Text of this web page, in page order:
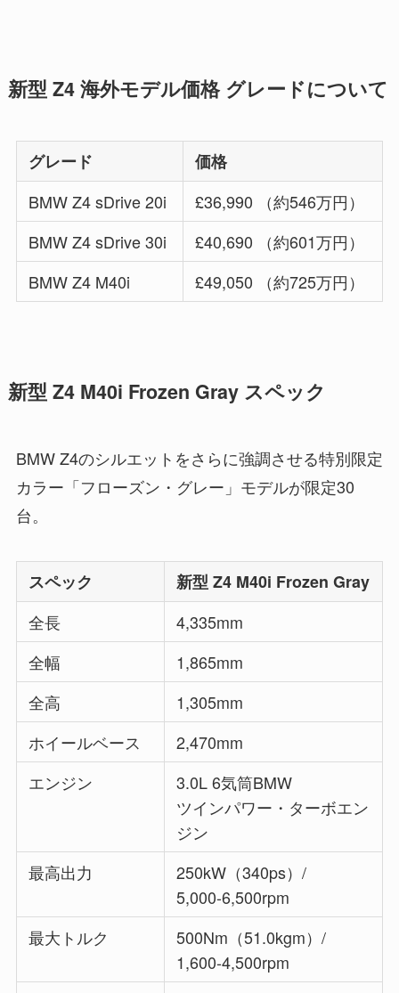
新型 Z4 海外モデル価格 グレードについて
グレード
価格
BMW Z4 sDrive 20i
£36,990 （約546万円）
BMW Z4 sDrive 30i
£40,​​690 （約601万円）
BMW Z4 M40i
£49,050 （約725万円）
新型 Z4 M40i Frozen Gray スペック
BMW Z4のシルエットをさらに強調させる特別限定
カラー「フローズン・グレー」モデルが限定30
台。
スペック
新型 Z4 M40i Frozen Gray
全長
4,335mm
全幅
1,865mm
全高
1,305mm
ホイールベース
2,470mm
エンジン
3.0L 6気筒BMW
ツインパワー・ターボエン
ジン
最高出力
250kW（340ps）/
5,000-6,500rpm
最大トルク
500Nm（51.0kgm）/
1,600-4,500rpm